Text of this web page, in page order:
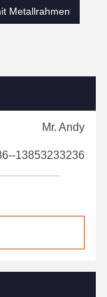
Metallrahmen
Mr. Andy
13853233236